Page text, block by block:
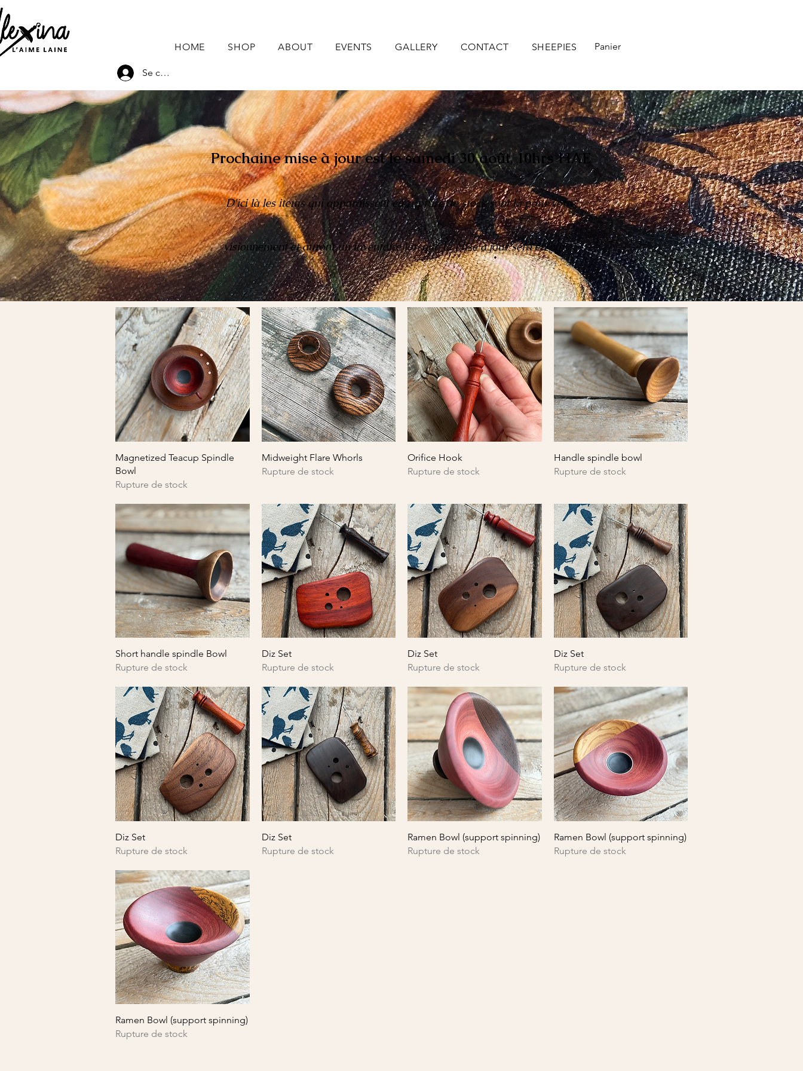
HOME SHOP ABOUT EVENTS GALLERY CONTACT SHEEPIES Panier
Se connecter
Prochaine mise à jour est le samedi 30 août, 10hrs HAE
D'ici là les items qui apparaissent en rupture de stock sont là pour votre
visionnement et auront un inventaire lorsque la mise à jour sera en ligne.
Aperçu rapide
Magnetized Teacup Spindle
Bowl
Rupture de stock
Aperçu rapide
Midweight Flare Whorls
Rupture de stock
Aperçu rapide
Orifice Hook
Rupture de stock
Aperçu rapide
Handle spindle bowl
Rupture de stock
Aperçu rapide
Short handle spindle Bowl
Rupture de stock
Diz Set
Rupture de stock
Diz Set
Rupture de stock
Diz Set
Rupture de stock
Diz Set
Rupture de stock
Diz Set
Rupture de stock
Aperçu rapide
Ramen Bowl (support spinning)
Rupture de stock
Aperçu rapide
Ramen Bowl (support spinning)
Rupture de stock
Aperçu rapide
Ramen Bowl (support spinning)
Rupture de stock